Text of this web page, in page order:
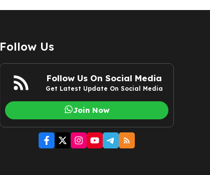
Follow Us
Follow Us On Social Media
Get Latest Update On Social Media
Join Now